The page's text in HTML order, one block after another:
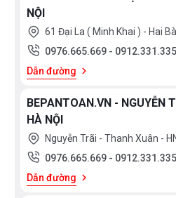
+ Đặc biệt với bếp từ hiệu quả
năng và nâng cao tuổi thọ của bếp
- Kích thước sản phẩm :
+ Nồi lớn: Ø24cm / Chiều cao:
+ Nồi Nhỡ: Ø20cm / Chiều cao:
+ Nồi Nhỏ: Ø18cm / Chiều cao:
NỘI
61 Đại La ( Minh Khai ) - Hai
0976.665.669 - 0912.331.335
Dẫn đường
BEPANTOAN.VN - NGUYỄN
HÀ NỘI
Nguyễn Trãi - Thanh Xuân -
0976.665.669 - 0912.331.335
Dẫn đường